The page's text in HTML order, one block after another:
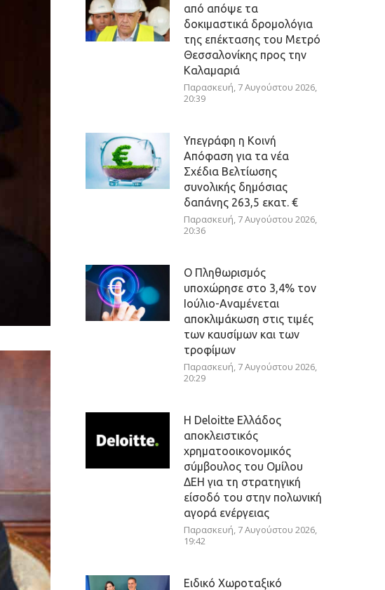
από απόψε τα
δοκιμαστικά δρομολόγια
της επέκτασης του Μετρό
Θεσσαλονίκης προς την
Καλαμαριά
Παρασκευή, 7 Αυγούστου 2026,
20:39
Υπεγράφη η Κοινή
Απόφαση για τα νέα
Σχέδια Βελτίωσης
συνολικής δημόσιας
δαπάνης 263,5 εκατ. €
Παρασκευή, 7 Αυγούστου 2026,
20:36
Ο Πληθωρισμός
υποχώρησε στο 3,4% τον
Ιούλιο-Αναμένεται
αποκλιμάκωση στις τιμές
των καυσίμων και των
τροφίμων
Παρασκευή, 7 Αυγούστου 2026,
20:29
Η Deloitte Ελλάδος
αποκλειστικός
χρηματοοικονομικός
σύμβουλος του Ομίλου
ΔΕΗ για τη στρατηγική
είσοδό του στην πολωνική
αγορά ενέργειας
Παρασκευή, 7 Αυγούστου 2026,
19:42
Ειδικό Χωροταξικό